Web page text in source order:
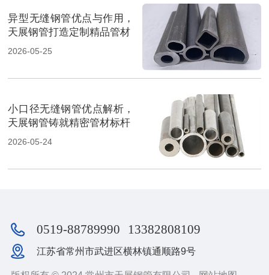
异型无缝钢管优点与作用，
天展钢管打造定制精品管材
2026-05-25
小口径无缝钢管优点解析，
天展钢管铸就精密管材标杆
2026-05-24
0519-88789990 13382808109
江苏省常州市武进区横林镇通顺路9号